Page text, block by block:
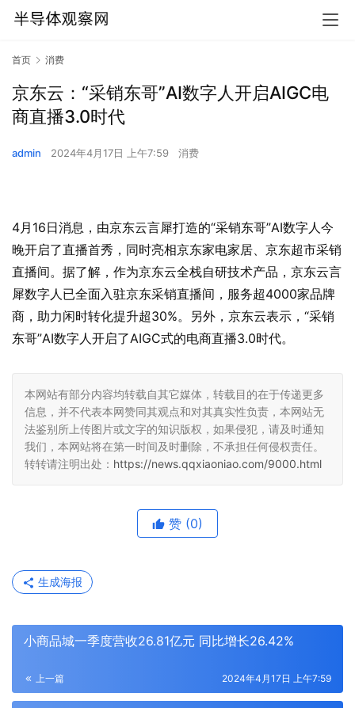
首页 消费
京东云：“采销东哥”AI数字人开启AIGC电
商直播3.0时代
admin 2024年4月17日 上午7:59 消费
4月16日消息，由京东云言犀打造的“采销东哥”AI数字人今
晚开启了直播首秀，同时亮相京东家电家居、京东超市采销
直播间。据了解，作为京东云全栈自研技术产品，京东云言
犀数字人已全面入驻京东采销直播间，服务超4000家品牌
商，助力闲时转化提升超30%。另外，京东云表示，“采销
东哥”AI数字人开启了AIGC式的电商直播3.0时代。
本网站有部分内容均转载自其它媒体，转载目的在于传递更多
信息，并不代表本网赞同其观点和对其真实性负责，本网站无
法鉴别所上传图片或文字的知识版权，如果侵犯，请及时通知
我们，本网站将在第一时间及时删除，不承担任何侵权责任。
转转请注明出处： https://news.qqxiaoniao.com/9000.html
赞 (0)
生成海报
小商品城一季度营收26.81亿元 同比增长26.42%
上一篇 2024年4月17日 上午7:59